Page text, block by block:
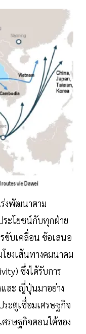
ร่งพัฒนาตาม
ระโยชน์กับทุกฝ่าย
ขับเคลื่อน ข้อเสนอ
ยงเส้นทางคมนาคม
ซึ่งได้รับการ
ละ ญี่ปุ่นมาอย่าง
ะตูเชื่อมเศรษฐกิจ
ศรษฐกิจตอนใต้ของ